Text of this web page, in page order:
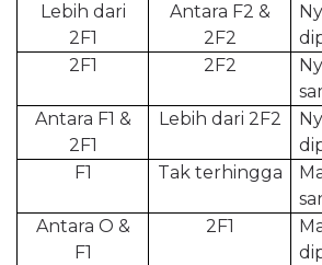
Lebih dari
2F1
Antara F2 &
2F2
2F1
2F2
Antara F1 &
2F1
Lebih dari 2F2
F1
Tak terhingga
Antara O &
F1
2F1